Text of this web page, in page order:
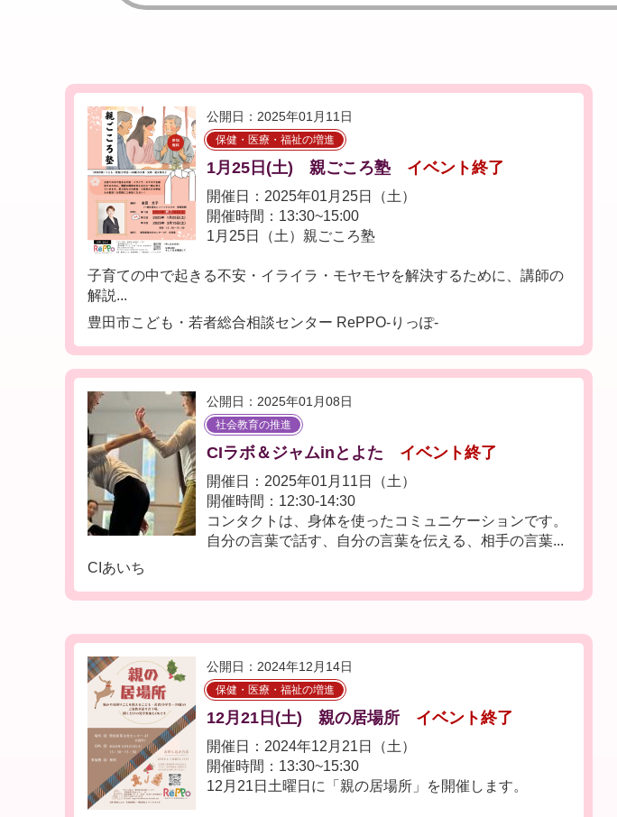
公開日：2025年01月11日
保健・医療・福祉の増進
1月25日(土) 親ごころ塾 イベント終了
開催日：2025年01月25日（土）
開催時間：13:30~15:00
1月25日（土）親ごころ塾
子育ての中で起きる不安・イライラ・モヤモヤを解決するために、講師の
解説...
豊田市こども・若者総合相談センター RePPO-りっぽ-
公開日：2025年01月08日
社会教育の推進
CIラボ＆ジャムinとよた イベント終了
開催日：2025年01月11日（土）
開催時間：12:30-14:30
コンタクトは、身体を使ったコミュニケーションです。
自分の言葉で話す、自分の言葉を伝える、相手の言葉...
CIあいち
公開日：2024年12月14日
保健・医療・福祉の増進
12月21日(土) 親の居場所 イベント終了
開催日：2024年12月21日（土）
開催時間：13:30~15:30
12月21日土曜日に「親の居場所」を開催します。